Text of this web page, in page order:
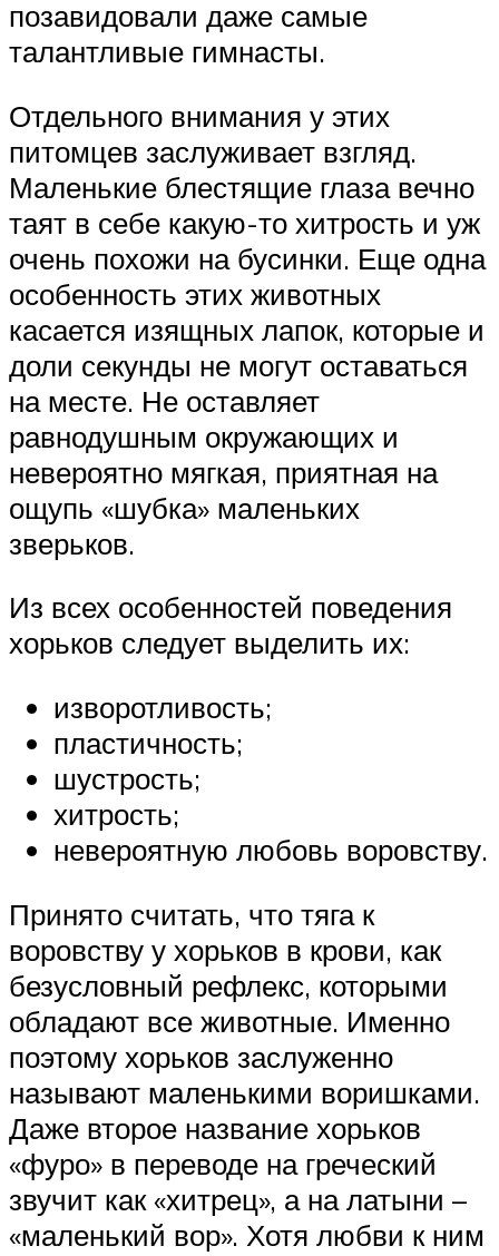
позавидовали даже самые
талантливые гимнасты.
Отдельного внимания у этих
питомцев заслуживает взгляд.
Маленькие блестящие глаза вечно
таят в себе какую-то хитрость и уж
очень похожи на бусинки. Еще одна
особенность этих животных
касается изящных лапок, которые и
доли секунды не могут оставаться
на месте. Не оставляет
равнодушным окружающих и
невероятно мягкая, приятная на
ощупь «шубка» маленьких
зверьков.
Из всех особенностей поведения
хорьков следует выделить их:
изворотливость;
пластичность;
шустрость;
хитрость;
невероятную любовь воровству.
Принято считать, что тяга к
воровству у хорьков в крови, как
безусловный рефлекс, которыми
обладают все животные. Именно
поэтому хорьков заслуженно
называют маленькими воришками.
Даже второе название хорьков
«фуро» в переводе на греческий
звучит как «хитрец», а на латыни –
«маленький вор». Хотя любви к ним